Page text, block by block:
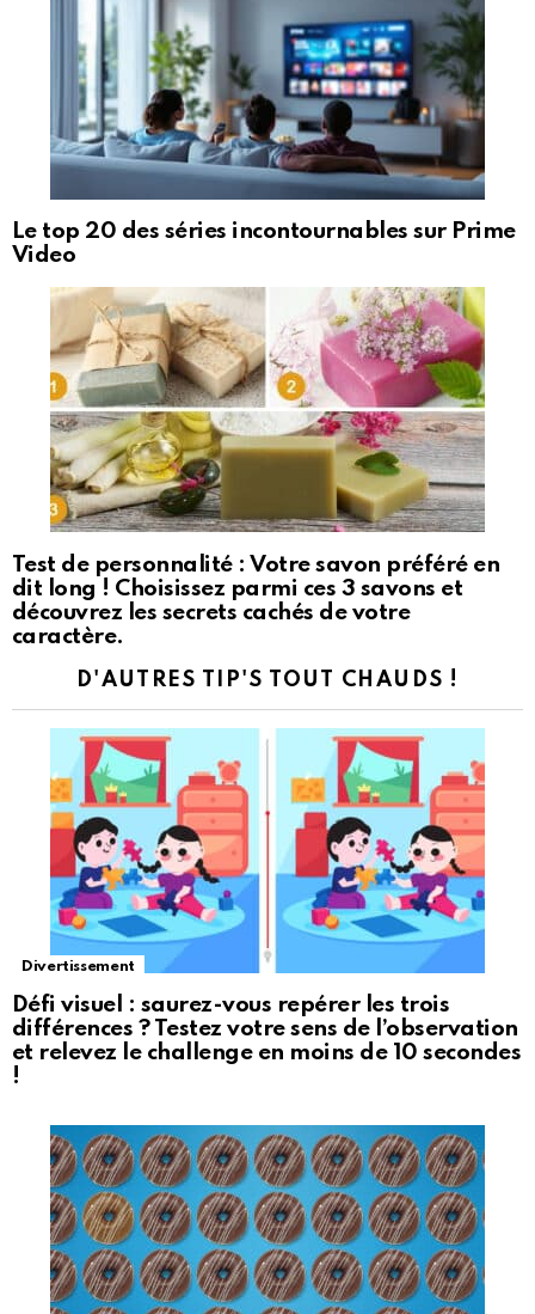
Le top 20 des séries incontournables sur Prime
Video
Test de personnalité : Votre savon préféré en
dit long ! Choisissez parmi ces 3 savons et
découvrez les secrets cachés de votre
caractère.
D'AUTRES TIP'S TOUT CHAUDS !
Divertissement
Défi visuel : saurez-vous repérer les trois
différences ? Testez votre sens de l’observation
et relevez le challenge en moins de 10 secondes
!